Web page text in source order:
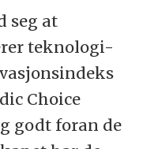
seg at
teknologi-
Choice
godt foran de